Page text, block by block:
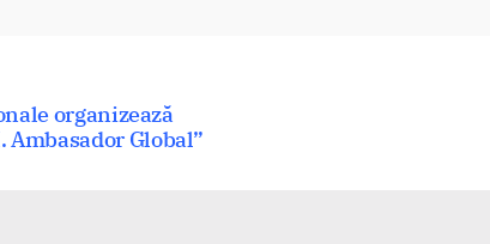
organizează
Global”